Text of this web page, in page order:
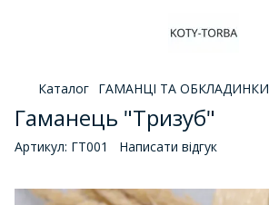
Каталог ГАМАНЦІ ТА ОБКЛАДИНКИ
Гаманець "Тризуб"
Артикул: ГТ001 Написати відгук